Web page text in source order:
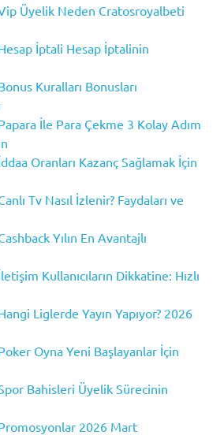
Üyelik Neden Cratosroyalbeti
İptali Hesap İptalinin
Kuralları Bonusları
İle Para Çekme 3 Kolay Adım
Oranları Kazanç Sağlamak İçin
Tv Nasıl İzlenir? Faydaları ve
Yılın En Avantajlı
Kullanıcıların Dikkatine: Hızlı
Liglerde Yayın Yapıyor? 2026
Oyna Yeni Başlayanlar İçin
Bahisleri Üyelik Sürecinin
2026 Mart